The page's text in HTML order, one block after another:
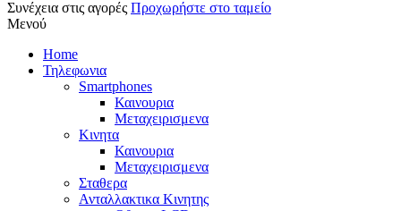
Συνέχεια στις αγορές Προχωρήστε στο ταμείο
Μενού
Home
Τηλεφωνια
Smartphones
Καινουρια
Μεταχειρισμενα
Κινητα
Καινουρια
Μεταχειρισμενα
Σταθερα
Ανταλλακτικα Κινητης